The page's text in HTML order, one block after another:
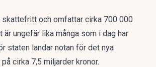
skattefritt och omfattar cirka 700 000
är ungefär lika många som i dag har
staten landar notan för det nya
cirka 7,5 miljarder kronor.